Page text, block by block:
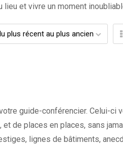
lieu et vivre un moment
guide-conférencier. Celui-ci
de places en places, sans
lignes de bâtiments,